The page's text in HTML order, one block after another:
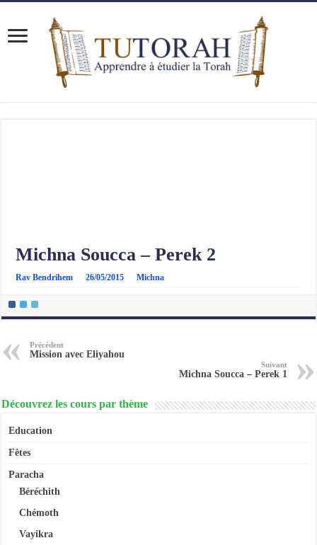
Michna Soucca – Perek 2
Rav Bendrihem 26/05/2015 Michna
Précédent
Mission avec Eliyahou
Suivant
Michna Soucca – Perek 1
Découvrez les cours par thème
Education
Fêtes
Paracha
Béréchith
Chémoth
Vayikra